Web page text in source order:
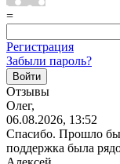
=
Регистрация
Забыли пароль?
Отзывы
Олег,
06.08.2026, 13:52
Спасибо. Прошло
поддержка была